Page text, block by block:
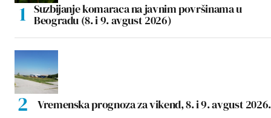
Suzbijanje komaraca na javnim površinama u
Beogradu (8. i 9. avgust 2026)
Vremenska prognoza za vikend, 8. i 9. avgust 2026.